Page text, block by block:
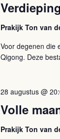
Prakijk Ton van
Voor degenen die
Qigong. Deze
Volle
28 augustus @
Prakijk Ton van